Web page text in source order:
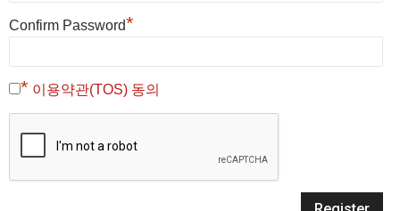
Confirm Password*
* 이용약관(TOS) 동의